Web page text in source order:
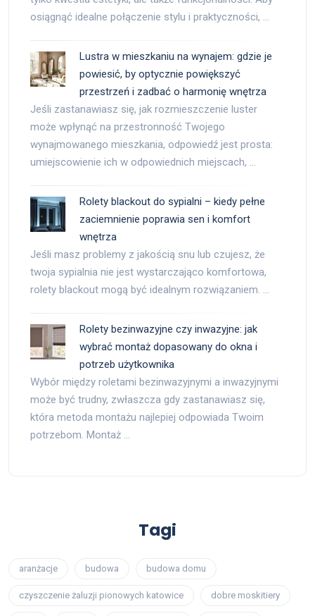
osiągnąć idealne połączenie stylu i praktyczności, …
Lustra w mieszkaniu na wynajem: gdzie je
powiesić, by optycznie powiększyć
przestrzeń i zadbać o harmonię wnętrza
Jeśli zastanawiasz się, jak rozmieszczenie luster
może wpłynąć na przestronność Twojego
wynajmowanego mieszkania, odpowiedź jest prosta:
umiejscowienie ich w odpowiednich miejscach, …
Rolety blackout do sypialni – kiedy pełne
zaciemnienie poprawia sen i komfort
wnętrza
Jeśli masz problemy z jakością snu lub czujesz, że
twoja sypialnia nie jest wystarczająco komfortowa,
rolety blackout mogą być idealnym rozwiązaniem. …
Rolety bezinwazyjne czy inwazyjne: jak
wybrać montaż dopasowany do okna i
potrzeb użytkownika
Wybór między roletami bezinwazyjnymi a inwazyjnymi
może być trudny, zwłaszcza gdy zastanawiasz się,
która metoda montażu najlepiej odpowiada Twoim
potrzebom. Montaż …
Tagi
aranżacje budowa budowa domu
czyszczenie żaluzji pionowych katowice dobre moskitiery